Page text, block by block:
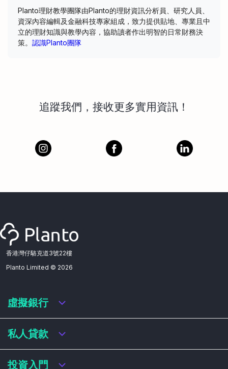
Planto理財教學團隊由Planto的理財資訊分析員、研究人員、
資深內容編輯及金融科技專家組成，致力提供貼地、專業且中
立的理財知識與教學內容，協助讀者作出明智的日常財務決
策。 認識Planto團隊
追蹤我們，接收更多實用資訊！
香港灣仔駱克道3號22樓
Planto Limited © 2026
虛擬銀行
虛擬銀行迎新優惠
虛擬銀行存款利率比較
虛擬銀行銀扣賬卡 / 信用卡
私人貸款
私人貸款年利率比較
投資入門